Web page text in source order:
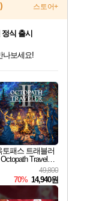
스토어+
나보세요!
나보세요!
지!
지!
예약하세요!
만나보세요!
식 출시
인 중!
나보세요!
!
토패스 트래블러
Traveler I
49,800
70% 14,940원